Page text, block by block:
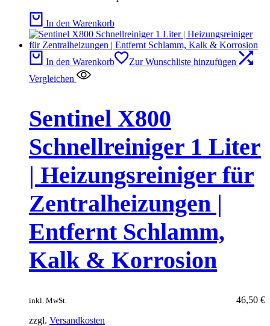
In den Warenkorb
In den Warenkorb
Zur Wunschliste hinzufügen
Vergleichen
Sentinel X800
Schnellreiniger 1 Liter
| Heizungsreiniger für
Zentralheizungen |
Entfernt Schlamm,
Kalk & Korrosion
46,50 €
inkl. MwSt.
zzgl. Versandkosten